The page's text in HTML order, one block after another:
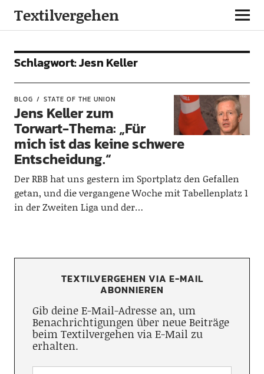
Textilvergehen
Schlagwort:Jesn Keller
BLOG STATE OF THE UNION
Jens Keller zum
Torwart-Thema: „Für
mich ist das keine schwere
Entscheidung.“
Der RBB hat uns gestern im Sportplatz den Gefallen
getan, und die vergangene Woche mit Tabellenplatz 1
in der Zweiten Liga und der…
TEXTILVERGEHEN VIA E-MAIL
ABONNIEREN
Gib deine E-Mail-Adresse an, um
Benachrichtigungen über neue Beiträge
beim Textilvergehen via E-Mail zu
erhalten.